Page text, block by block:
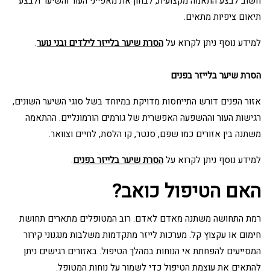
תיאום ציפיות מתאים.
למידע נוסף ניתן לקרוא עלהסרת שיער בלייזר לילדים ובני נוער.
הסרת שיער בלייזר בפנים
אזור הפנים דורש התייחסות מדויקת במיוחד בשל סוגי השיער השונים,
רגישות העור וההשפעה האפשרית של גורמים הורמונליים. ההתאמה
משתנה בין אזורים כמו שפם, סנטר, קו הלסת, לחיים וצוואר.
למידע נוסף ניתן לקרוא עלהסרת שיער בלייזר בפנים.
האם הטיפול כואב?
רמת התחושה משתנה מאדם לאדם. רוב המטופלים מתארים תחושת
חימום או עקצוץ קל. מערכות לייזר מתקדמות משלבות מנגנוני קירור
המסייעים להפחתת אי הנוחות במהלך הטיפול. באזורים רגישים ניתן
להתאים את עוצמת הטיפול כדי לשמור על נוחות המטופל.